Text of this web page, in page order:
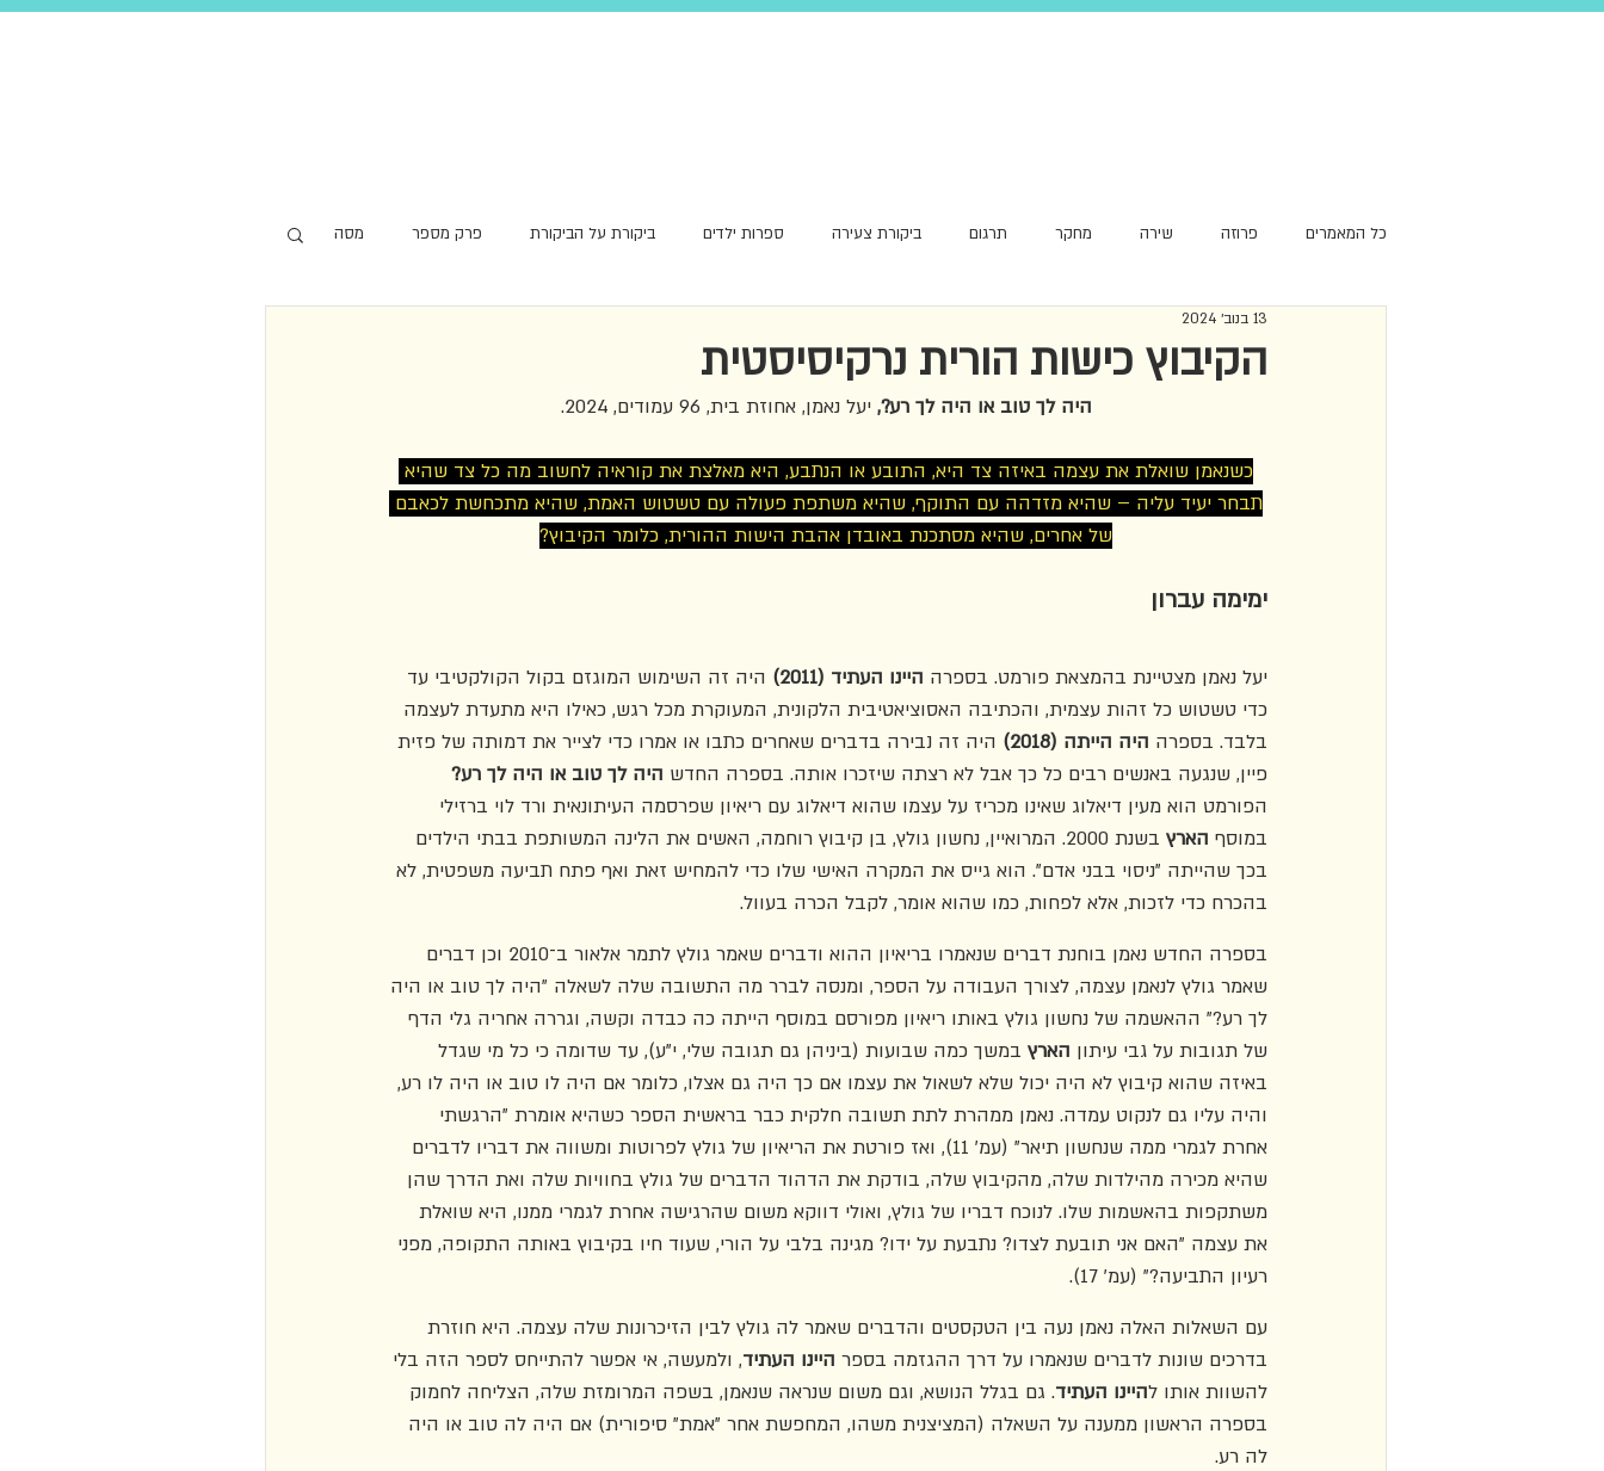
כל המאמרים פרוזה שירה מחקר תרגום ביקורת צעירה ספרות ילדים ביקורת על הביקורת פרק מספר מסה
סקירת עומק שפה
הקיבוץ כישות הורית נרקיסיסטית
13 בנוב׳ 2024
היה לך טוב או היה לך רע?, יעל נאמן, אחוזת בית, 96 עמודים, 2024.
כשנאמן שואלת את עצמה באיזה צד היא, התובע או הנתבע, היא מאלצת את קוראיה לחשוב מה כל צד שהיא
תבחר יעיד עליה – שהיא מזדהה עם התוקף, שהיא משתפת פעולה עם טשטוש האמת, שהיא מתכחשת לכאבם
של אחרים, שהיא מסתכנת באובדן אהבת הישות ההורית, כלומר הקיבוץ?
ימימה עברון
יעל נאמן מצטיינת בהמצאת פורמט. בספרה היינו העתיד (2011)
היה זה השימוש המוגזם בקול הקולקטיבי עד
כדי טשטוש כל זהות עצמית, והכתיבה האסוציאטיבית הלקונית, המעוקרת מכל רגש, כאילו היא מתעדת לעצמה
בלבד. בספרה היה הייתה (2018)
היה זה נבירה בדברים שאחרים כתבו או אמרו כדי לצייר את דמותה של פזית
פיין, שנגעה באנשים רבים כל כך אבל לא רצתה שיזכרו אותה. בספרה החדש היה לך טוב או היה לך רע?
הפורמט הוא מעין דיאלוג שאינו מכריז על עצמו שהוא דיאלוג עם ריאיון שפרסמה העיתונאית ורד לוי ברזילי
במוסף הארץ
בשנת 2000. המרואיין, נחשון גולץ, בן קיבוץ רוחמה, האשים את הלינה המשותפת בבתי הילדים
בכך שהייתה "ניסוי בבני אדם". הוא גייס את המקרה האישי שלו כדי להמחיש זאת ואף פתח תביעה משפטית, לא
בהכרח כדי לזכות, אלא לפחות, כמו שהוא אומר, לקבל הכרה בעוול.
בספרה החדש נאמן בוחנת דברים שנאמרו בריאיון ההוא ודברים שאמר גולץ לתמר אלאור ב־2010 וכן דברים
שאמר גולץ לנאמן עצמה, לצורך העבודה על הספר, ומנסה לברר מה התשובה שלה לשאלה "היה לך טוב או היה
לך רע?" ההאשמה של נחשון גולץ באותו ריאיון מפורסם במוסף הייתה כה כבדה וקשה, וגררה אחריה גלי הדף
של תגובות על גבי עיתון הארץ במשך כמה שבועות (ביניהן גם תגובה שלי, י"ע), עד שדומה כי כל מי שגדל
באיזה שהוא קיבוץ לא היה יכול שלא לשאול את עצמו אם כך היה גם אצלו, כלומר אם היה לו טוב או היה לו רע,
והיה עליו גם לנקוט עמדה. נאמן ממהרת לתת תשובה חלקית כבר בראשית הספר כשהיא אומרת "הרגשתי
אחרת לגמרי ממה שנחשון תיאר" (עמ' 11), ואז פורטת את הריאיון של גולץ לפרוטות ומשווה את דבריו לדברים
שהיא מכירה מהילדות שלה, מהקיבוץ שלה, בודקת את הדהוד הדברים של גולץ בחוויות שלה ואת הדרך שהן
משתקפות בהאשמות שלו. לנוכח דבריו של גולץ, ואולי דווקא משום שהרגישה אחרת לגמרי ממנו, היא שואלת
את עצמה "האם אני תובעת לצדו? נתבעת על ידו? מגינה בלבי על הורי, שעוד חיו בקיבוץ באותה התקופה, מפני
רעיון התביעה?" (עמ' 17).
עם השאלות האלה נאמן נעה בין הטקסטים והדברים שאמר לה גולץ לבין הזיכרונות שלה עצמה. היא חוזרת
בדרכים שונות לדברים שנאמרו על דרך ההגזמה בספר היינו העתיד, ולמעשה, אי אפשר להתייחס לספר הזה בלי
להשוות אותו להיינו העתיד. גם בגלל הנושא, וגם משום שנראה שנאמן, בשפה המרומזת שלה, הצליחה לחמוק
בספרה הראשון ממענה על השאלה (המציצנית משהו, המחפשת אחר "אמת" סיפורית) אם היה לה טוב או היה
לה רע.